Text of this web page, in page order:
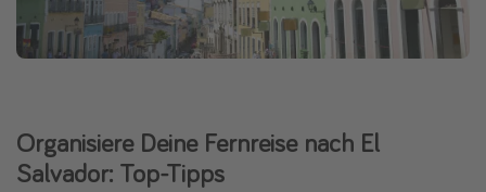
Organisiere Deine Fernreise nach El
Salvador: Top-Tipps